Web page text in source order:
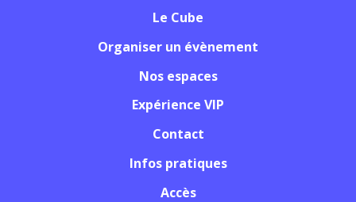
Le Cube
Organiser un évènement
Nos espaces
Expérience VIP
Contact
Infos pratiques
Accès